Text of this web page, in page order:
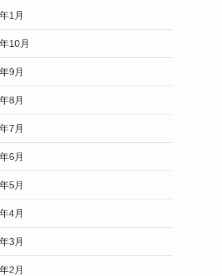
1月
10月
9月
8月
7月
6月
5月
4月
3月
2月